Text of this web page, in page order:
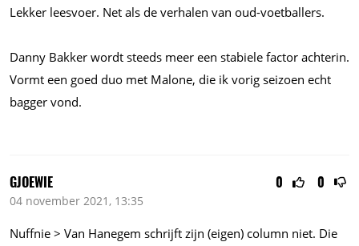
Lekker leesvoer. Net als de verhalen van oud-voetballers.
Danny Bakker wordt steeds meer een stabiele factor achterin.
Vormt een goed duo met Malone, die ik vorig seizoen echt
bagger vond.
0 0
GJOEWIE
04 november 2021, 13:35
Nuffnie > Van Hanegem schrijft zijn (eigen) column niet. Die